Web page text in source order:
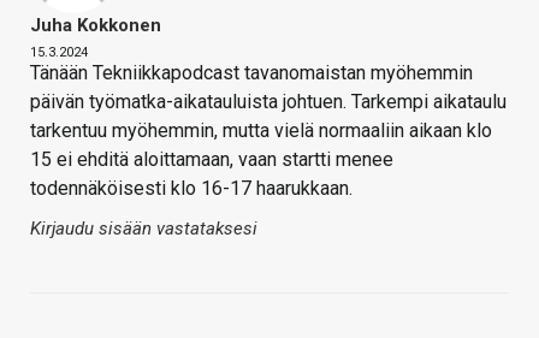
Juha Kokkonen
15.3.2024
Tänään Tekniikkapodcast tavanomaistan myöhemmin
päivän työmatka-aikatauluista johtuen. Tarkempi aikataulu
tarkentuu myöhemmin, mutta vielä normaaliin aikaan klo
15 ei ehditä aloittamaan, vaan startti menee
todennäköisesti klo 16-17 haarukkaan.
Kirjaudu sisään vastataksesi